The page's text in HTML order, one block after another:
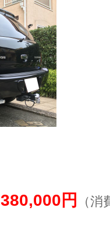
380,000円 （